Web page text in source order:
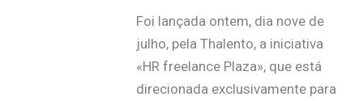
Foi lançada ontem, dia nove de
julho, pela Thalento, a iniciativa
«HR freelance Plaza», que está
direcionada exclusivamente para